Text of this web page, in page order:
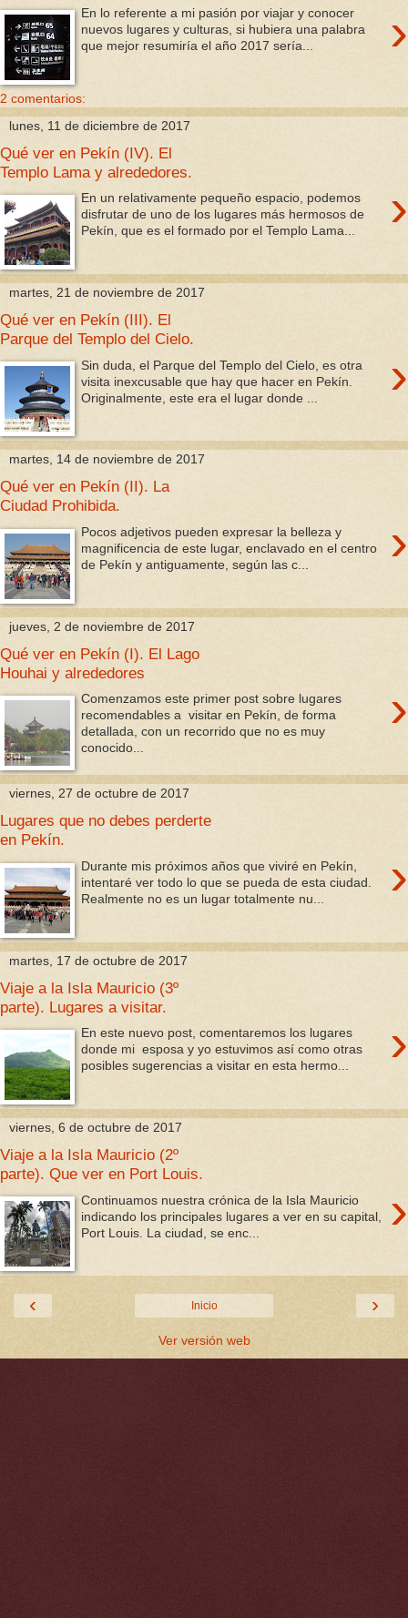
›
En lo referente a mi pasión por viajar y conocer
nuevos lugares y culturas, si hubiera una palabra
que mejor resumiría el año 2017 sería...
2 comentarios:
lunes, 11 de diciembre de 2017
Qué ver en Pekín (IV). El
Templo Lama y alrededores.
›
En un relativamente pequeño espacio, podemos
disfrutar de uno de los lugares más hermosos de
Pekín, que es el formado por el Templo Lama...
martes, 21 de noviembre de 2017
Qué ver en Pekín (III). El
Parque del Templo del Cielo.
›
Sin duda, el Parque del Templo del Cielo, es otra
visita inexcusable que hay que hacer en Pekín.
Originalmente, este era el lugar donde ...
martes, 14 de noviembre de 2017
Qué ver en Pekín (II). La
Ciudad Prohibida.
›
Pocos adjetivos pueden expresar la belleza y
magnificencia de este lugar, enclavado en el centro
de Pekín y antiguamente, según las c...
jueves, 2 de noviembre de 2017
Qué ver en Pekín (I). El Lago
Houhai y alrededores
›
Comenzamos este primer post sobre lugares
recomendables a visitar en Pekín, de forma
detallada, con un recorrido que no es muy
conocido...
viernes, 27 de octubre de 2017
Lugares que no debes perderte
en Pekín.
›
Durante mis próximos años que viviré en Pekín,
intentaré ver todo lo que se pueda de esta ciudad.
Realmente no es un lugar totalmente nu...
martes, 17 de octubre de 2017
Viaje a la Isla Mauricio (3º
parte). Lugares a visitar.
›
En este nuevo post, comentaremos los lugares
donde mi esposa y yo estuvimos así como otras
posibles sugerencias a visitar en esta hermo...
viernes, 6 de octubre de 2017
Viaje a la Isla Mauricio (2º
parte). Que ver en Port Louis.
›
Continuamos nuestra crónica de la Isla Mauricio
indicando los principales lugares a ver en su capital,
Port Louis. La ciudad, se enc...
‹ ›
Inicio
Ver versión web